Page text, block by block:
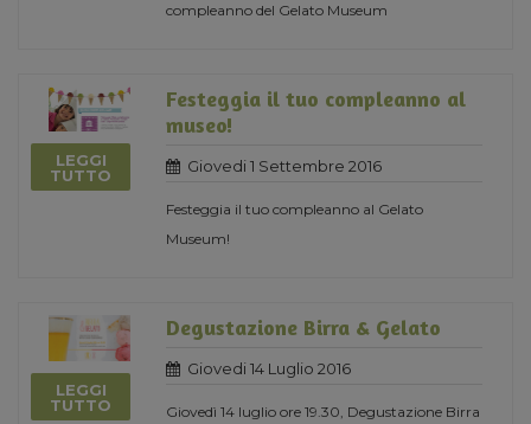
compleanno del Gelato Museum
LEGGI
TUTTO
Festeggia il tuo compleanno al
museo!
Giovedi 1 Settembre 2016
Festeggia il tuo compleanno al Gelato
Museum!
LEGGI
TUTTO
Degustazione Birra & Gelato
Giovedi 14 Luglio 2016
Giovedì 14 luglio ore 19.30, Degustazione Birra